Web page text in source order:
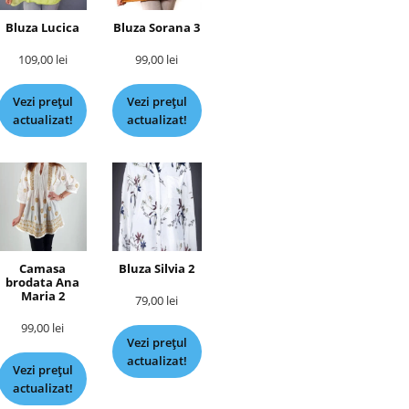
Bluza Lucica
109,00 lei
Vezi prețul
actualizat!
Bluza Sorana 3
99,00 lei
Vezi prețul
actualizat!
Camasa
brodata Ana
Maria 2
99,00 lei
Vezi prețul
actualizat!
Bluza Silvia 2
79,00 lei
Vezi prețul
actualizat!